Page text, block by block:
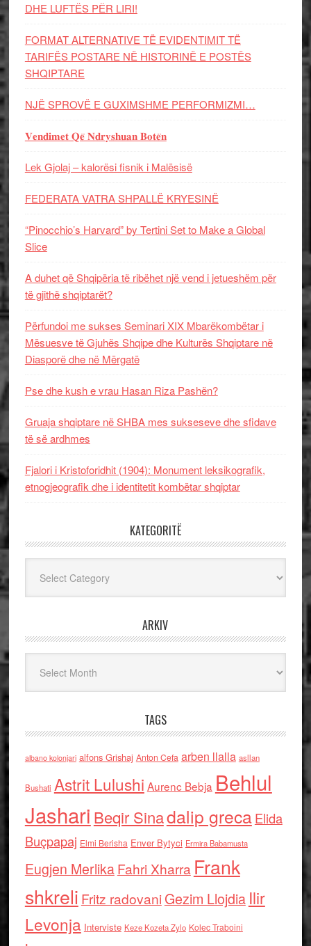
DHE LUFTЁS PЁR LIRI!
FORMAT ALTERNATIVE TË EVIDENTIMIT TË
TARIFËS POSTARE NË HISTORINË E POSTËS
SHQIPTARE
NJË SPROVË E GUXIMSHME PERFORMIZMI…
𝐕𝐞𝐧𝐝𝐢𝐦𝐞𝐭 𝐐𝐞̈ 𝐍𝐝𝐫𝐲𝐬𝐡𝐮𝐚𝐧 𝐁𝐨𝐭𝐞̈𝐧
Lek Gjolaj – kalorësi fisnik i Malësisë
FEDERATA VATRA SHPALLË KRYESINË
“Pinocchio’s Harvard” by Tertini Set to Make a Global
Slice
A duhet që Shqipëria të ribëhet një vend i jetueshëm për
të gjithë shqiptarët?
Përfundoi me sukses Seminari XIX Mbarëkombëtar i
Mësuesve të Gjuhës Shqipe dhe Kulturës Shqiptare në
Diasporë dhe në Mërgatë
Pse dhe kush e vrau Hasan Riza Pashën?
Gruaja shqiptare në SHBA mes sukseseve dhe sfidave
të së ardhmes
Fjalori i Kristoforidhit (1904): Monument leksikografik,
etnogjeografik dhe i identitetit kombëtar shqiptar
KATEGORITË
ARKIV
TAGS
albano kolonjari alfons Grishaj Anton Cefa arben llalla asllan
Bushati Astrit Lulushi Aurenc Bebja Behlul
Jashari Beqir Sinadalip grecaElida
Buçpapaj Elmi Berisha Enver Bytyci Ermira Babamusta
Eugjen MerlikaFahri Xharra Frank
shkreli Fritz radovaniGezim Llojdia Ilir
Levonja Interviste Keze Kozeta Zylo Kolec Traboini